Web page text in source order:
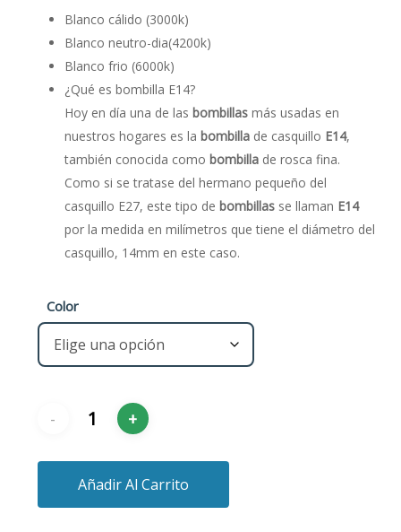
Blanco cálido (3000k)
Blanco neutro-dia(4200k)
Blanco frio (6000k)
¿Qué es bombilla E14?
Hoy en día una de las bombillasmás usadas en
nuestros hogares es la bombillade casquillo E14,
también conocida como bombillade rosca fina.
Como si se tratase del hermano pequeño del
casquillo E27, este tipo de bombillasse llaman E14
por la medida en milímetros que tiene el diámetro del
casquillo, 14mm en este caso.
Color
Añadir Al Carrito